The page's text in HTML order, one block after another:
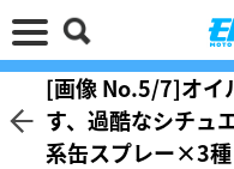
[画像 No.5/7]オイ
す、過酷なシチュ
系缶スプレー×3種